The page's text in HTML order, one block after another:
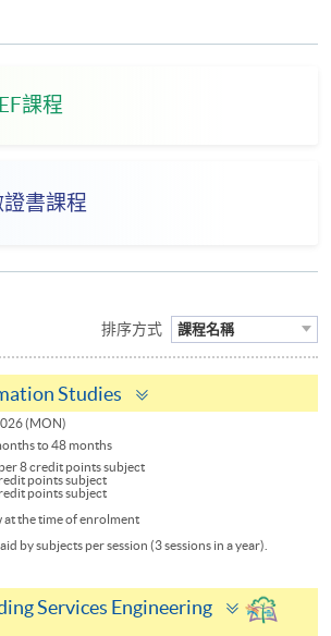
課程
書課程
排序方式 課程名稱
Studies
panel
(MON)
to 48 months
8 credit points subject
points subject
points subject
at the time of enrolment
by subjects per session (3 sessions in a year).
Services Engineering
Toggle
panel